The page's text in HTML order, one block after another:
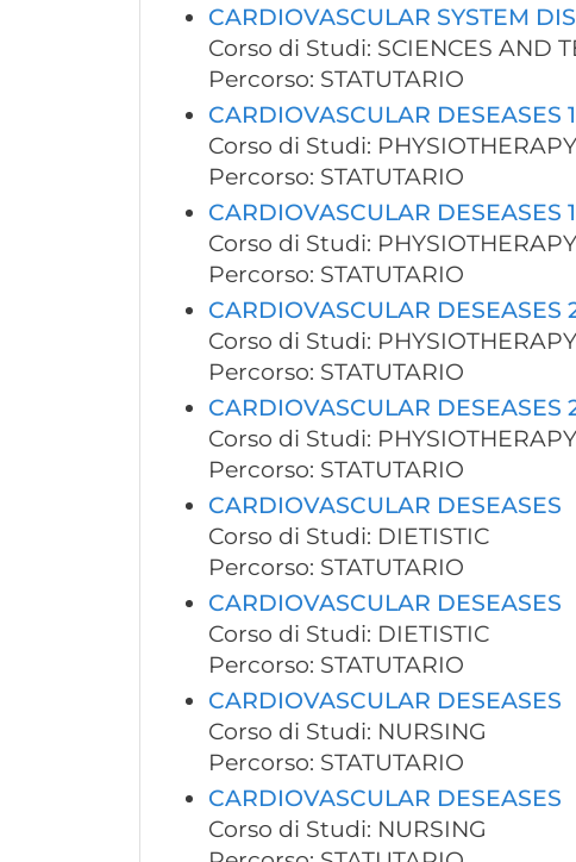
CARDIOVASCULAR SYSTEM
Corso di Studi: SCIENCES AND
Percorso: STATUTARIO
CARDIOVASCULAR DESEASES 1
Corso di Studi: PHYSIOTHERAPY
Percorso: STATUTARIO
CARDIOVASCULAR DESEASES 1
Corso di Studi: PHYSIOTHERAPY
Percorso: STATUTARIO
CARDIOVASCULAR DESEASES
Corso di Studi: PHYSIOTHERAPY
Percorso: STATUTARIO
CARDIOVASCULAR DESEASES
Corso di Studi: PHYSIOTHERAPY
Percorso: STATUTARIO
CARDIOVASCULAR DESEASES
Corso di Studi: DIETISTIC
Percorso: STATUTARIO
CARDIOVASCULAR DESEASES
Corso di Studi: DIETISTIC
Percorso: STATUTARIO
CARDIOVASCULAR DESEASES
Corso di Studi: NURSING
Percorso: STATUTARIO
CARDIOVASCULAR DESEASES
Corso di Studi: NURSING